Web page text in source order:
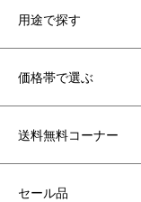
用途で探す
価格帯で選ぶ
送料無料コーナー
セール品